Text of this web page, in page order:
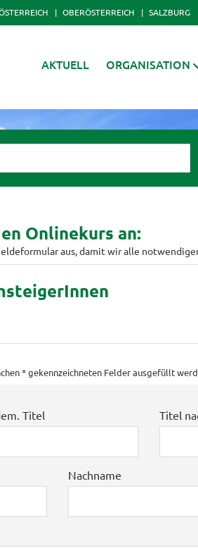
OBERÖSTERREICH SALZBURG
AKTUELL ORGANISATION
Onlinekurs an:
aus, damit wir alle
* gekennzeichneten Felder ausgefüllt
Titel Titel
Nachname